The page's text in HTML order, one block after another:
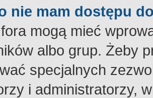
nie mam dostępu
mogą mieć
albo grup. Żeby
specjalnych
i administratorzy,